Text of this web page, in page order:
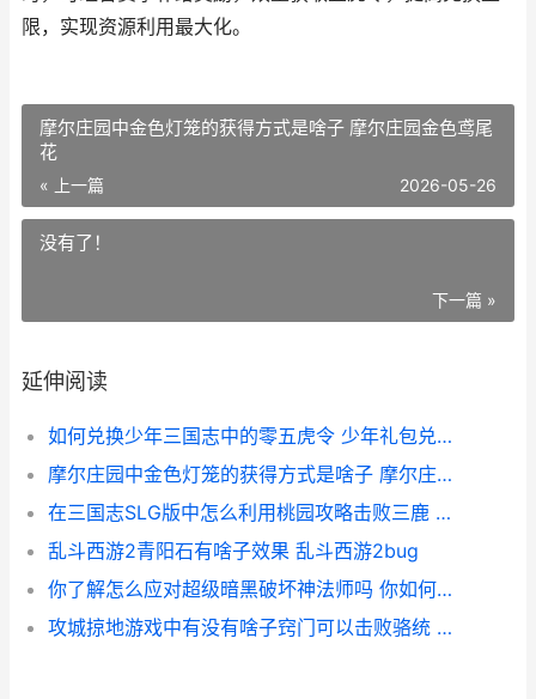
限，实现资源利用最大化。
摩尔庄园中金色灯笼的获得方式是啥子 摩尔庄园金色鸢尾
花
« 上一篇 2026-05-26
没有了！
下一篇 »
延伸阅读
如何兑换少年三国志中的零五虎令 少年礼包兑换码
摩尔庄园中金色灯笼的获得方式是啥子 摩尔庄园金色鸢尾花
在三国志SLG版中怎么利用桃园攻略击败三鹿 搜索玩三国志
乱斗西游2青阳石有啥子效果 乱斗西游2bug
你了解怎么应对超级暗黑破坏神法师吗 你如何应对它英语
攻城掠地游戏中有没有啥子窍门可以击败骆统 攻城掠地游戏中,是名将厉害,还是传奇将厉害